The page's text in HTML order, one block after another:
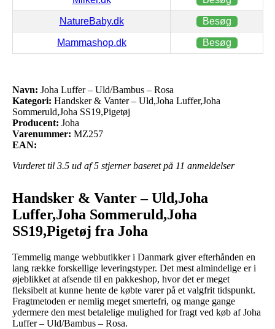
NatureBaby.dk Besøg
Mammashop.dk Besøg
Navn: Joha Luffer – Uld/Bambus – Rosa
Kategori: Handsker & Vanter – Uld,Joha Luffer,Joha
Sommeruld,Joha SS19,Pigetøj
Producent: Joha
Varenummer: MZ257
EAN:
Vurderet til 3.5 ud af 5 stjerner baseret på 11 anmeldelser
Handsker & Vanter – Uld,Joha
Luffer,Joha Sommeruld,Joha
SS19,Pigetøj fra Joha
Temmelig mange webbutikker i Danmark giver efterhånden en
lang række forskellige leveringstyper. Det mest almindelige er i
øjeblikket at afsende til en pakkeshop, hvor det er meget
fleksibelt at kunne hente de købte varer på et valgfrit tidspunkt.
Fragtmetoden er nemlig meget smertefri, og mange gange
ydermere den mest betalelige mulighed for fragt ved køb af Joha
Luffer – Uld/Bambus – Rosa.